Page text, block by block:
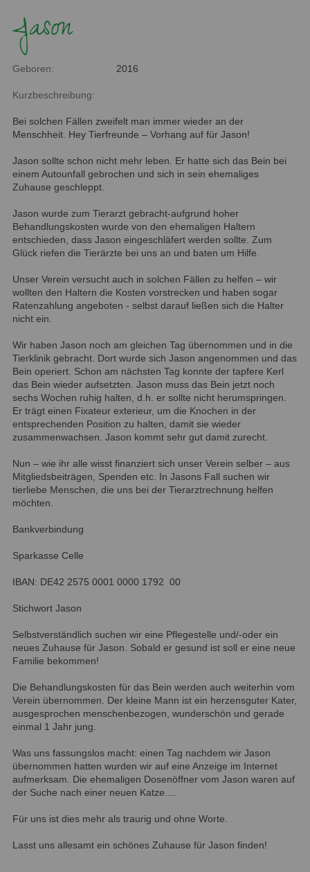
Jason
Geboren: 2016
Kurzbeschreibung:
Bei solchen Fällen zweifelt man immer wieder an der
Menschheit. Hey Tierfreunde – Vorhang auf für Jason!
Jason sollte schon nicht mehr leben. Er hatte sich das Bein bei
einem Autounfall gebrochen und sich in sein ehemaliges
Zuhause geschleppt.
Jason wurde zum Tierarzt gebracht-aufgrund hoher
Behandlungskosten wurde von den ehemaligen Haltern
entschieden, dass Jason eingeschläfert werden sollte. Zum
Glück riefen die Tierärzte bei uns an und baten um Hilfe.
Unser Verein versucht auch in solchen Fällen zu helfen – wir
wollten den Haltern die Kosten vorstrecken und haben sogar
Ratenzahlung angeboten - selbst darauf ließen sich die Halter
nicht ein.
Wir haben Jason noch am gleichen Tag übernommen und in die
Tierklinik gebracht. Dort wurde sich Jason angenommen und das
Bein operiert. Schon am nächsten Tag konnte der tapfere Kerl
das Bein wieder aufsetzten. Jason muss das Bein jetzt noch
sechs Wochen ruhig halten, d.h. er sollte nicht herumspringen.
Er trägt einen Fixateur exterieur, um die Knochen in der
entsprechenden Position zu halten, damit sie wieder
zusammenwachsen. Jason kommt sehr gut damit zurecht.
Nun – wie ihr alle wisst finanziert sich unser Verein selber – aus
Mitgliedsbeiträgen, Spenden etc. In Jasons Fall suchen wir
tierliebe Menschen, die uns bei der Tierarztrechnung helfen
möchten.
Bankverbindung
Sparkasse Celle
IBAN: DE42 2575 0001 0000 1792 00
Stichwort Jason
Selbstverständlich suchen wir eine Pflegestelle und/-oder ein
neues Zuhause für Jason. Sobald er gesund ist soll er eine neue
Familie bekommen!
Die Behandlungskosten für das Bein werden auch weiterhin vom
Verein übernommen. Der kleine Mann ist ein herzensguter Kater,
ausgesprochen menschenbezogen, wunderschön und gerade
einmal 1 Jahr jung.
Was uns fassungslos macht: einen Tag nachdem wir Jason
übernommen hatten wurden wir auf eine Anzeige im Internet
aufmerksam. Die ehemaligen Dosenöffner vom Jason waren auf
der Suche nach einer neuen Katze....
Für uns ist dies mehr als traurig und ohne Worte.
Lasst uns allesamt ein schönes Zuhause für Jason finden!